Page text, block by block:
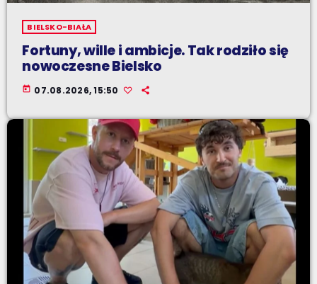
BIELSKO-BIAŁA
Fortuny, wille i ambicje. Tak rodziło się
nowoczesne Bielsko
today 07.08.2026, 15:50